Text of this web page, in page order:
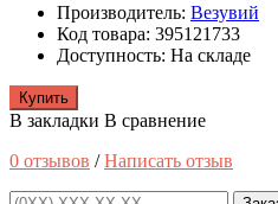
Производитель: Везувий
Код товара: 395121733
Доступность: На складе
Купить
В закладки В сравнение
0 отзывов /Написать отзыв